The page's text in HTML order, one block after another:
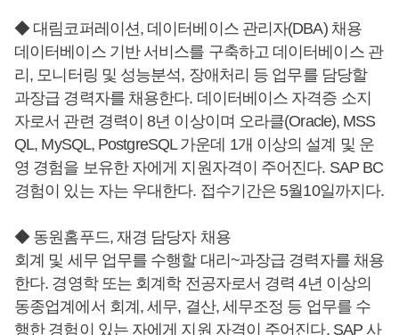
◆ 대림코퍼레이션, 데이터베이스 관리자(DBA) 채용
데이터베이스 기반 서비스를 구축하고 데이터베이스 관
리, 모니터링 및 성능분석, 장애처리 등 업무를 담당할
과장급 경력자를 채용한다. 데이터베이스 자격증 소지
자로서 관련 경력이 8년 이상이며 오라클(Oracle), MSS
QL, MySQL, PostgreSQL 가운데 1개 이상의 설계 및 운
영 경험을 보유한 자에게 지원자격이 주어진다. SAP BC
경험이 있는 자는 우대한다. 접수기간은 5월10일까지다.
◆ 동원홈푸드, 재경 담당자 채용
회계 및 세무 업무를 수행할 대리~과장급 경력자를 채용
한다. 경영학 또는 회계학 전공자로서 경력 4년 이상의
동종업계에서 회계, 세무, 결산, 세무조정 등 업무를 수
행한 경험이 있는 자에게 지원 자격이 주어진다. SAP 사